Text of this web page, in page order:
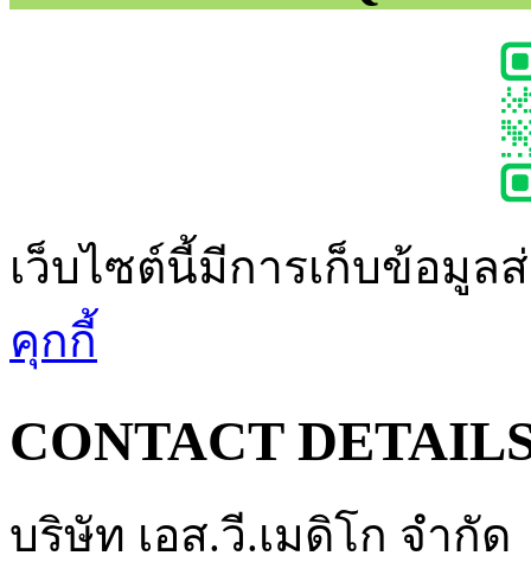
เว็บไซต์นี้มีการเก็บข้อมู
คุกกี้
CONTACT
บริษัท เอส.วี.เมดิโก จำกัด